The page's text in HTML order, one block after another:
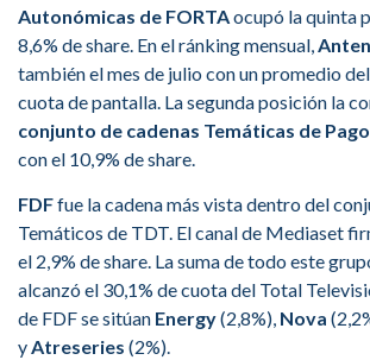
Autonómicas de FORTAocupó la quinta
8,6% de share. En el ránking mensual,
también el mes de julio con un promedio
cuota de pantalla. La segunda posición la
conjunto de cadenas Temáticas de Pago
con el 10,9% de share.
FDFfue la cadena más vista dentro del
Temáticos de TDT. El canal de Mediaset
el 2,9% de share. La suma de todo este
alcanzó el 30,1% de cuota del Total
de FDF se sitúan Energy(2,8%), Nova
yAtreseries (2%).